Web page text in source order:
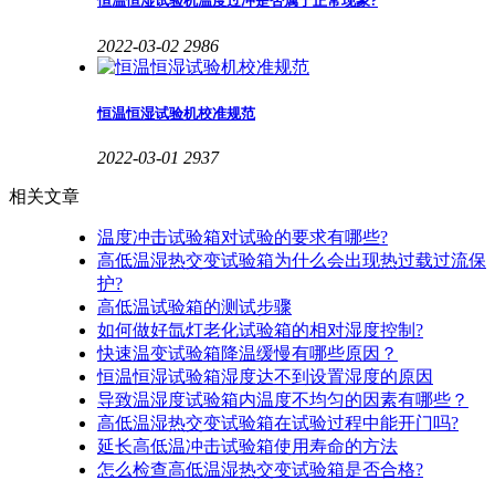
2022-03-02 2986
恒温恒湿试验机校准规范
2022-03-01 2937
相关文章
温度冲击试验箱对试验的要求有哪些?
高低温湿热交变试验箱为什么会出现热过载过流保
护?
高低温试验箱的测试步骤
如何做好氙灯老化试验箱的相对湿度控制?
快速温变试验箱降温缓慢有哪些原因？
恒温恒湿试验箱湿度达不到设置湿度的原因
导致温湿度试验箱内温度不均匀的因素有哪些？
高低温湿热交变试验箱在试验过程中能开门吗?
延长高低温冲击试验箱使用寿命的方法
怎么检查高低温湿热交变试验箱是否合格?